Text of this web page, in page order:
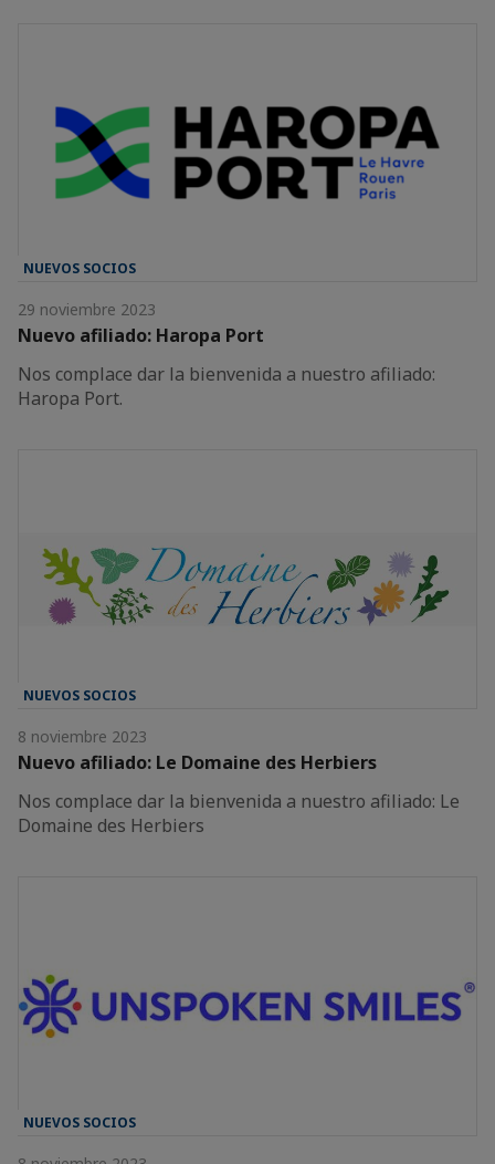
NUEVOS SOCIOS
29 noviembre 2023
Nuevo afiliado: Haropa Port
Nos complace dar la bienvenida a nuestro afiliado:
Haropa Port.
NUEVOS SOCIOS
8 noviembre 2023
Nuevo afiliado: Le Domaine des Herbiers
Nos complace dar la bienvenida a nuestro afiliado: Le
Domaine des Herbiers
NUEVOS SOCIOS